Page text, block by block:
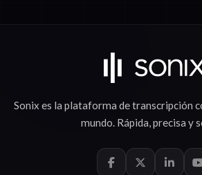
Sonix es la plataforma detranscripción
mundo. Rápida,precisa y